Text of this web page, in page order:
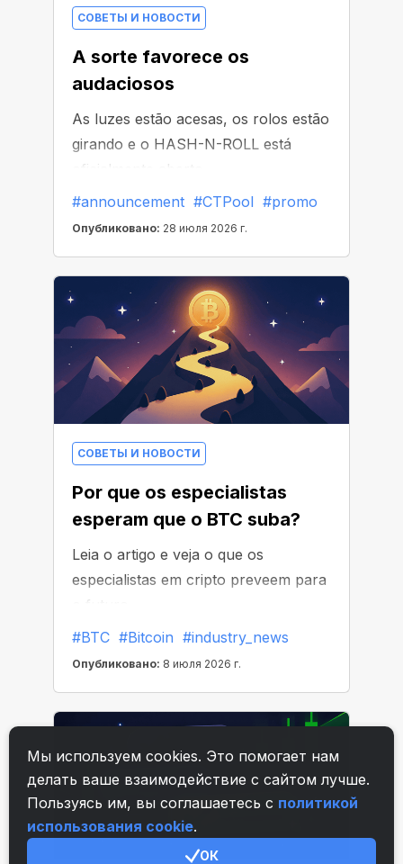
Мы используем cookies. Это помогает нам
делать ваше взаимодействие с сайтом лучше.
Пользуясь им, вы соглашаетесь с политикой
использования cookie.
ОК